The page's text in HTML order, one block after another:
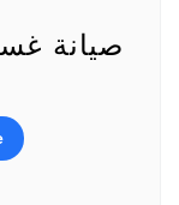
صيانة